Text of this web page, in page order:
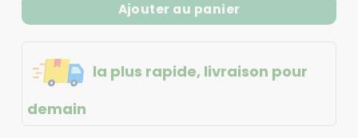
Ajouter au panier
la plus rapide, livraison pour
demain